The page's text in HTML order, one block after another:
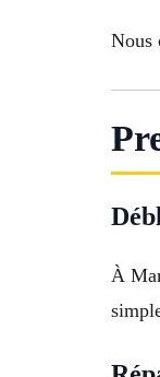
Nous
À